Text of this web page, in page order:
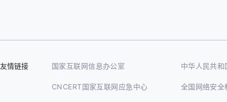
友情链接 国家互联网信息办公室 中华人民共和
CNCERT国家互联网应急中心 全国网络安